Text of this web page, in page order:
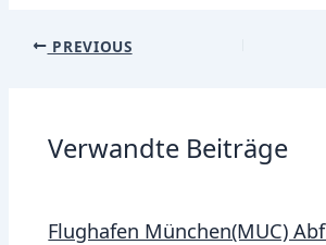
Post
PREVIOUS
Verwandte Beiträge
Flughafen München(MUC)